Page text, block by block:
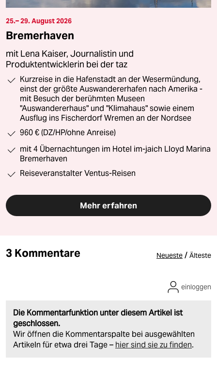
25.– 29. August 2026
Bremerhaven
mit Lena Kaiser, Journalistin und
Produktentwicklerin bei der taz
Kurzreise in die Hafenstadt an der Wesermündung,
einst der größte Auswandererhafen nach Amerika -
mit Besuch der berühmten Museen
"Auswandererhaus" und "Klimahaus" sowie einem
Ausflug ins Fischerdorf Wremen an der Nordsee
960 € (DZ/HP/ohne Anreise)
mit 4 Übernachtungen im Hotel im-jaich Lloyd Marina
Bremerhaven
Reiseveranstalter Ventus-Reisen
Mehr erfahren
3 Kommentare Neueste / Älteste
Die Kommentarfunktion unter diesem Artikel ist
geschlossen.
Wir öffnen die Kommentarspalte bei ausgewählten
Artikeln für etwa drei Tage – hier sind sie zu finden.
einloggen